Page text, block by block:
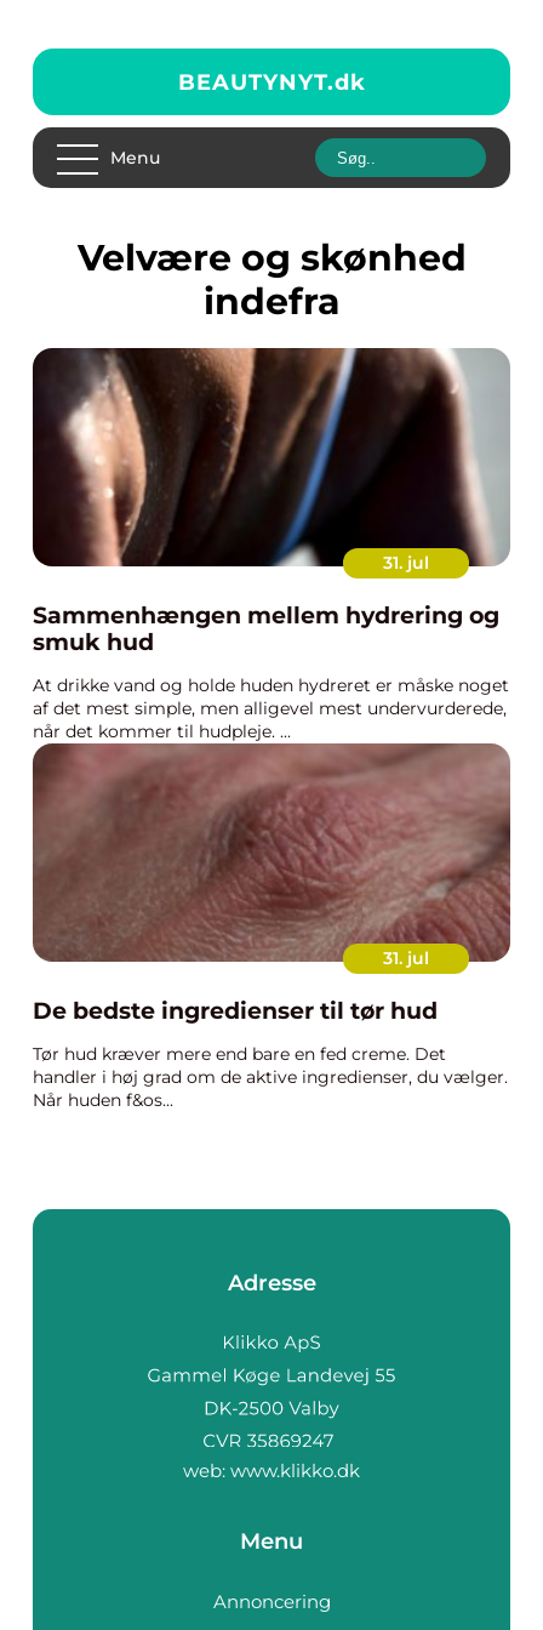
BEAUTYNYT.dk
Menu
Velvære og skønhed
indefra
31. jul
Sammenhængen mellem hydrering og
smuk hud
At drikke vand og holde huden hydreret er måske noget
af det mest simple, men alligevel mest undervurderede,
når det kommer til hudpleje. ...
31. jul
De bedste ingredienser til tør hud
Tør hud kræver mere end bare en fed creme. Det
handler i høj grad om de aktive ingredienser, du vælger.
Når huden f&os...
Adresse
web: www.klikko.dk
Menu
Annoncering